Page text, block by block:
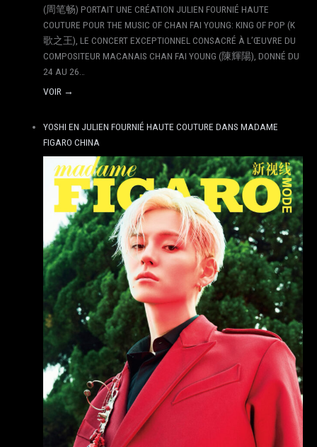
(周笔畅) PORTAIT UNE CRÉATION JULIEN FOURNIÉ HAUTE
COUTURE POUR THE MUSIC OF CHAN FAI YOUNG: KING OF POP (K
歌之王), LE CONCERT EXCEPTIONNEL CONSACRÉ À L’ŒUVRE DU
COMPOSITEUR MACANAIS CHAN FAI YOUNG (陳輝陽), DONNÉ DU
24 AU 26…
VOIR →
YOSHI EN JULIEN FOURNIÉ HAUTE COUTURE DANS MADAME
FIGARO CHINA